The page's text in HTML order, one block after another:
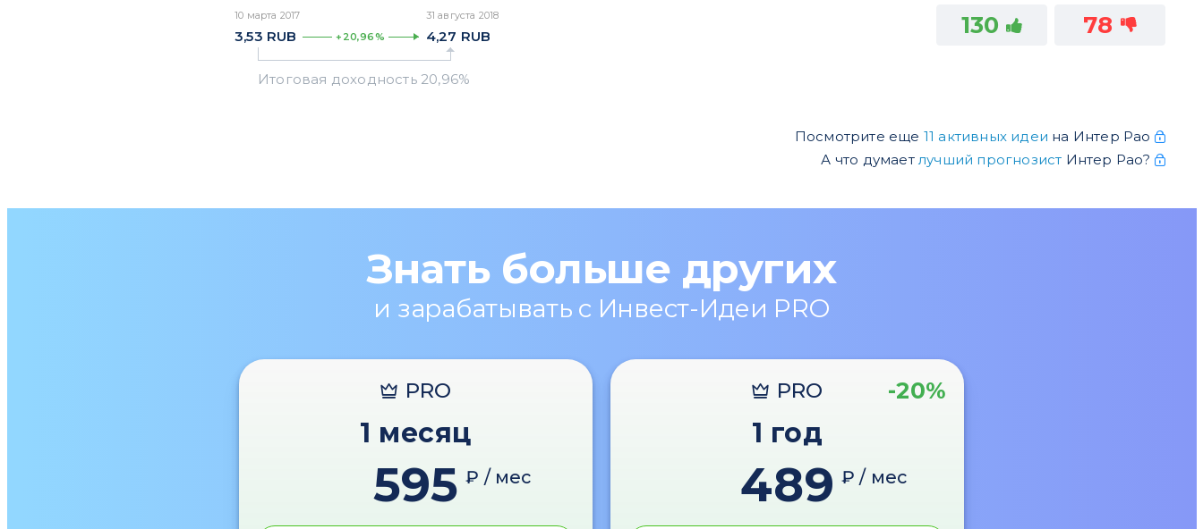
10 марта 2017
3,53 RUB +20,96%
31 августа 2018
4,27 RUB 130 78
Посмотрите еще 11 активных идеи на Интер Рао
А что думает лучший прогнозист Интер Рао?
Знать больше других
и зарабатывать с Инвест-Идеи PRO
PRO
1 месяц
595 ₽ / мес
PRO -20%
1 год
489 ₽ / мес